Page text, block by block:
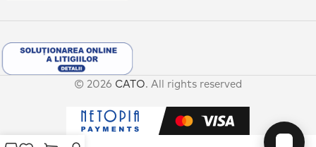
© 2026 CATO. All rights reserved